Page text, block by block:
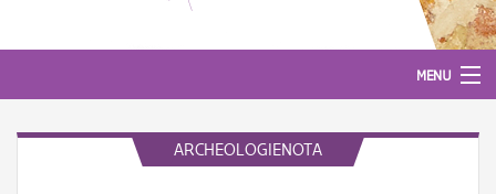
MENU
ARCHEOLOGIENOTA